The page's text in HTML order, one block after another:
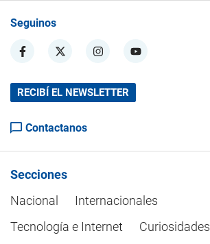
Seguinos
RECIBÍ EL NEWSLETTER
Contactanos
Secciones
Nacional
Internacionales
Tecnología e Internet
Curiosidades